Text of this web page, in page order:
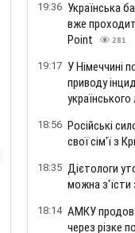
19:36 Українська
вже
Point
281
19:17 У Німеччині
приводу
українського
18:56 Російські
свої сім'ї з
18:35 Дієтологи
можна з'їсти
18:14 АМКУ
через різке